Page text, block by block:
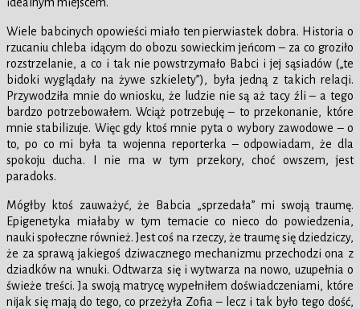
Wiele babcinych opowieści miało ten pierwiastek dobra. Historia o
rzucaniu chleba idącym do obozu sowieckim jeńcom – za co groziło
rozstrzelanie, a co i tak nie powstrzymało Babci i jej sąsiadów („te
bidoki wyglądały na żywe szkielety”), była jedną z takich relacji.
Przywodziła mnie do wniosku, że ludzie nie są aż tacy źli – a tego
bardzo potrzebowałem. Wciąż potrzebuję – to przekonanie, które
mnie stabilizuje. Więc gdy ktoś mnie pyta o wybory zawodowe – o
to, po co mi była ta wojenna reporterka – odpowiadam, że dla
spokoju ducha. I nie ma w tym przekory, choć owszem, jest
paradoks.
Mógłby ktoś zauważyć, że Babcia „sprzedała” mi swoją traumę.
Epigenetyka miałaby w tym temacie co nieco do powiedzenia,
nauki społeczne również. Jest coś na rzeczy, że traumę się dziedziczy,
że za sprawą jakiegoś dziwacznego mechanizmu przechodzi ona z
dziadków na wnuki. Odtwarza się i wytwarza na nowo, uzupełnia o
świeże treści. Ja swoją matrycę wypełniłem doświadczeniami, które
nijak się mają do tego, co przeżyła Zofia – lecz i tak było tego dość,